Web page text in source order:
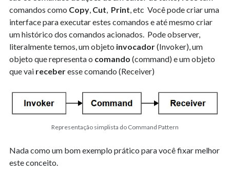
comandos como Copy, Cut, Print, etc Você pode criar uma
interface para executar estes comandos e até mesmo criar
um histórico dos comandos acionados. Pode observer,
literalmente temos, um objeto invocador(Invoker), um
objeto que representa o comando (command) e um objeto
que vai receberesse comando (Receiver)
Representação simplista do Command Pattern
Nada como um bom exemplo prático para você fixar melhor
este conceito.